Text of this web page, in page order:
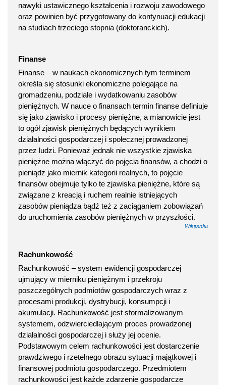
nawyki ustawicznego kształcenia i rozwoju zawodowego
oraz powinien być przygotowany do kontynuacji edukacji
na studiach trzeciego stopnia (doktoranckich).
Finanse
Finanse – w naukach ekonomicznych tym terminem
określa się stosunki ekonomiczne polegające na
gromadzeniu, podziale i wydatkowaniu zasobów
pieniężnych. W nauce o finansach termin finanse definiuje
się jako zjawisko i procesy pieniężne, a mianowicie jest
to ogół zjawisk pieniężnych będących wynikiem
działalności gospodarczej i społecznej prowadzonej
przez ludzi. Ponieważ jednak nie wszystkie zjawiska
pieniężne można włączyć do pojęcia finansów, a chodzi o
pieniądz jako miernik kategorii realnych, to pojęcie
finansów obejmuje tylko te zjawiska pieniężne, które są
związane z kreacją i ruchem realnie istniejących
zasobów pieniądza bądź też z zaciąganiem zobowiązań
do uruchomienia zasobów pieniężnych w przyszłości.
Wikipedia
Rachunkowość
Rachunkowość – system ewidencji gospodarczej
ujmujący w mierniku pieniężnym i przekroju
poszczególnych podmiotów gospodarczych wraz z
procesami produkcji, dystrybucji, konsumpcji i
akumulacji. Rachunkowość jest sformalizowanym
systemem, odzwierciedlającym proces prowadzonej
działalności gospodarczej i służy jej ocenie.
Podstawowym celem rachunkowości jest dostarczenie
prawdziwego i rzetelnego obrazu sytuacji majątkowej i
finansowej podmiotu gospodarczego. Przedmiotem
rachunkowości jest każde zdarzenie gospodarcze